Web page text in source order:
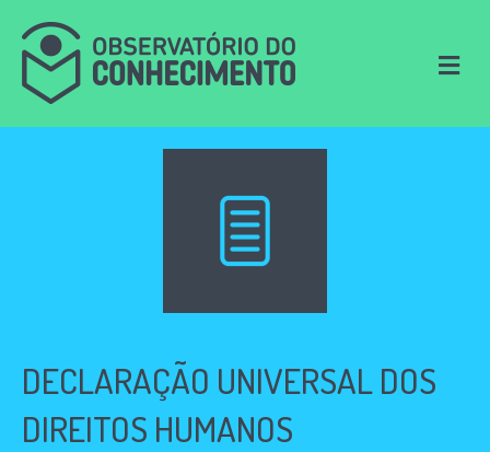
M
e
u
DECLARAÇÃO UNIVERSAL DOS
DIREITOS HUMANOS